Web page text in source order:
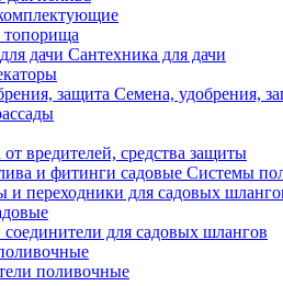
топорища
Сантехника для дачи
Семена, удобрения,
от вредителей, средства защиты
Системы
и переходники для садовых
для садовых шлангов
поливочные